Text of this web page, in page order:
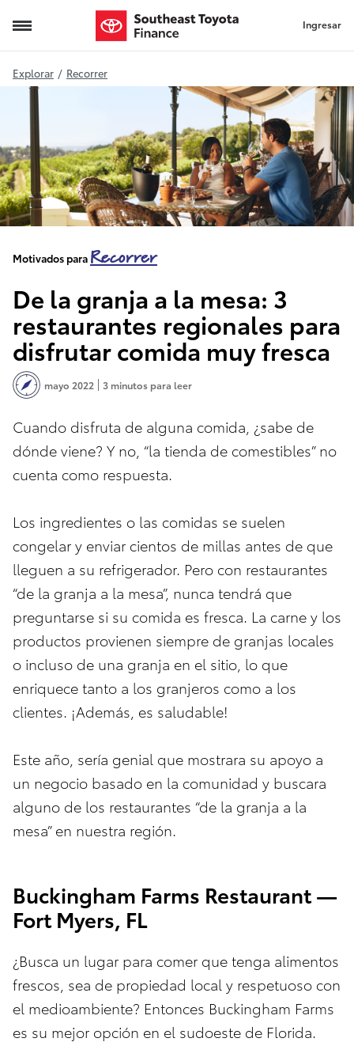
Farm-to-Table Ingresar
Explorar / Recorrer
Motivados paraRecorrer
De la granja a la mesa: 3
restaurantes regionales para
disfrutar comida muy fresca
mayo 2022 3 minutos para leer
Cuando disfruta de alguna comida, ¿sabe de
dónde viene? Y no, “la tienda de comestibles” no
cuenta como respuesta.
Los ingredientes o las comidas se suelen
congelar y enviar cientos de millas antes de que
lleguen a su refrigerador. Pero con restaurantes
“de la granja a la mesa”, nunca tendrá que
preguntarse si su comida es fresca. La carne y los
productos provienen siempre de granjas locales
o incluso de una granja en el sitio, lo que
enriquece tanto a los granjeros como a los
clientes. ¡Además, es saludable!
Este año, sería genial que mostrara su apoyo a
un negocio basado en la comunidad y buscara
alguno de los restaurantes “de la granja a la
mesa” en nuestra región.
Buckingham Farms Restaurant —
Fort Myers, FL
¿Busca un lugar para comer que tenga alimentos
frescos, sea de propiedad local y respetuoso con
el medioambiente? Entonces Buckingham Farms
es su mejor opción en el sudoeste de Florida.